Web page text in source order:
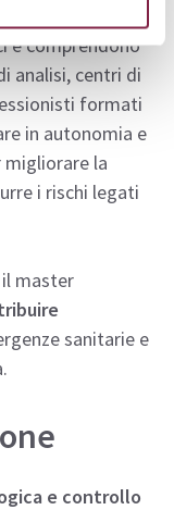
e comprendono
analisi, centri di
formati
in autonomia e
migliorare la
i rischi legati
master
sanitarie e
e controllo